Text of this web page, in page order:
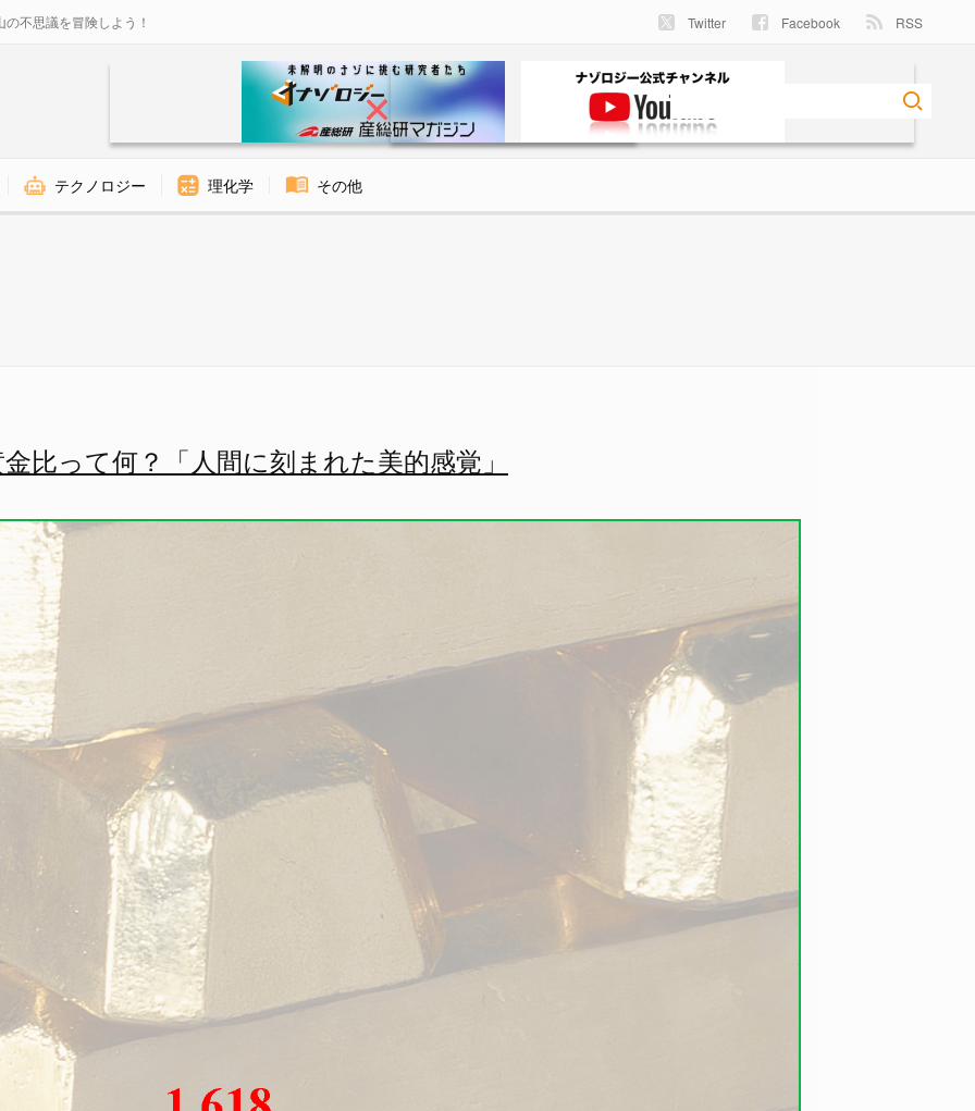
不思議を冒険しよう！ Twitter Facebook RSS
テクノロジー 理化学 その他
比って何？「人間に刻まれた美的感覚」